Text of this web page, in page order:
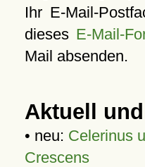
Ihr E-Mail-
dieses E-Mail-
Mail absenden.
Aktuell
• neu: Celerinus
Crescens